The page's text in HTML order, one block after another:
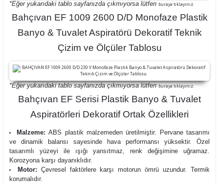
*Eğer yukarıdaki tablo sayfanızda çıkmıyorsa lütfen buraya tıklayınız.
Bahçıvan EF 1009 2600 D/D Monofaze Plastik
Banyo & Tuvalet Aspiratörü Dekoratif Teknik
Çizim ve Ölçüler Tablosu
*Eğer yukarıdaki tablo sayfanızda çıkmıyorsa lütfenburaya tıklayınız.
Bahçıvan EF Serisi Plastik Banyo & Tuvalet
Aspiratörleri Dekoratif Ortak Özellikleri
Malzeme: ABS plastik malzemeden üretilmiştir.
Pervane tasarımı
ve dinamik balansı sayesinde hava performansı yüksektir. Özel
tasarımlı yüzeyi ile ışığı yansıtmaz, renk değişimine uğramaz.
Korozyona karşı dayanıklıdır.
Motor: Çevresel faktörlere karşı motorun ömrü uzundur. Termik
korumalıdır.